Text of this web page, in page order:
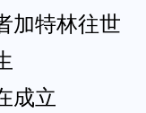
特林往世
成立